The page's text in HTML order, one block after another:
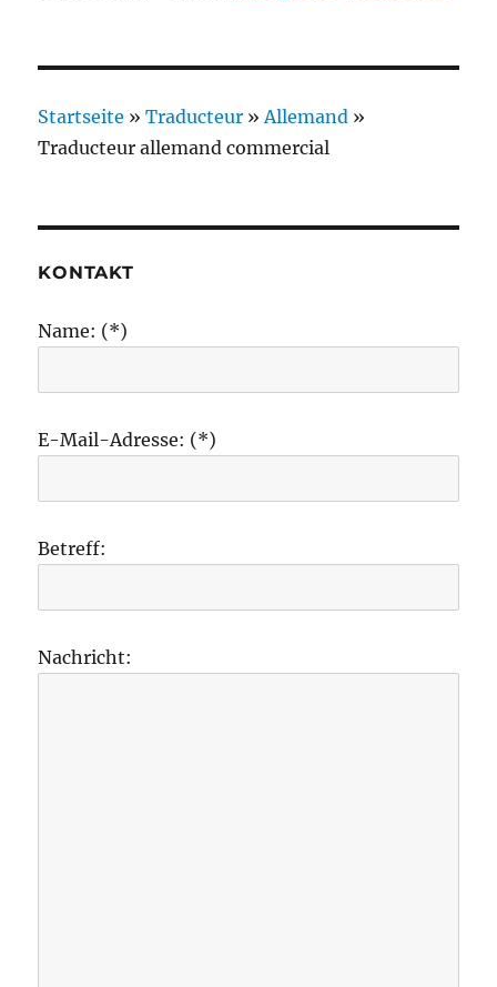
Startseite »Traducteur » Allemand »
Traducteur allemand commercial
KONTAKT
Name: (*)
E-Mail-Adresse: (*)
Betreff:
Nachricht: